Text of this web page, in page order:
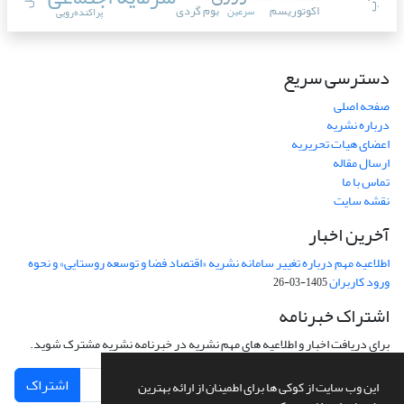
این وب سایت از کوکی ها برای اطمینان از ارائه بهترین
اکوتوریسم بوم گردی پراکنده‌رویی سرعین
دسترسی سریع
صفحه اصلی
درباره نشریه
اعضای هیات تحریریه
ارسال مقاله
تماس با ما
نقشه سایت
آخرین اخبار
اطلاعیه مهم درباره تغییر سامانه نشریه «اقتصاد فضا و توسعه روستایی» و نحوه
ورود کاربران1405-03-26
اشتراک خبرنامه
برای دریافت اخبار و اطلاعیه های مهم نشریه در خبرنامه نشریه مشترک شوید.
اشتراک